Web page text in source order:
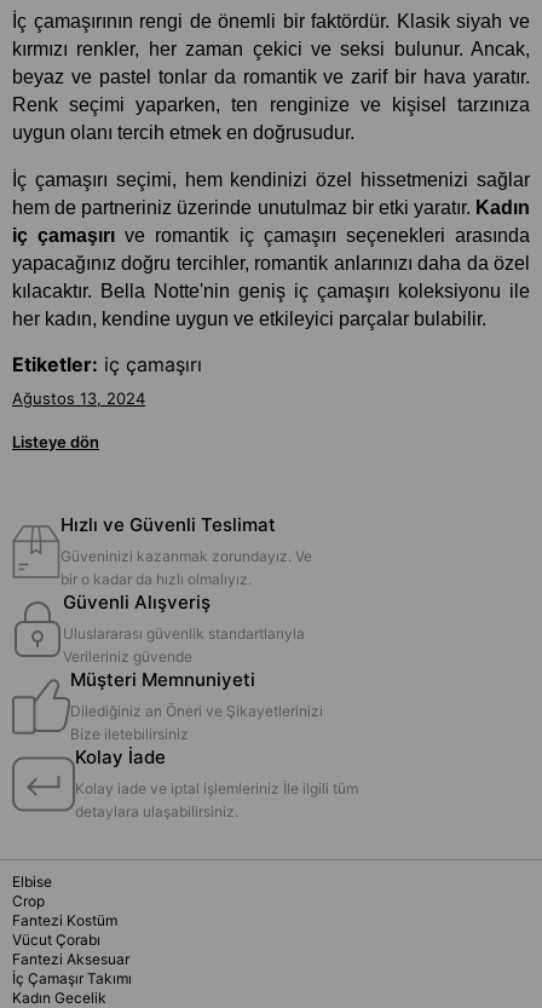
İç çamaşırının rengi de önemli bir faktördür. Klasik siyah ve
kırmızı renkler, her zaman çekici ve seksi bulunur. Ancak,
beyaz ve pastel tonlar da romantik ve zarif bir hava yaratır.
Renk seçimi yaparken, ten renginize ve kişisel tarzınıza
uygun olanı tercih etmek en doğrusudur.
İç çamaşırı seçimi, hem kendinizi özel hissetmenizi sağlar
hem de partneriniz üzerinde unutulmaz bir etki yaratır. Kadın
iç çamaşırı ve romantik iç çamaşırı seçenekleri arasında
yapacağınız doğru tercihler, romantik anlarınızı daha da özel
kılacaktır. Bella Notte'nin geniş iç çamaşırı koleksiyonu ile
her kadın, kendine uygun ve etkileyici parçalar bulabilir.
Etiketler: iç çamaşırı
Ağustos 13, 2024
Listeye dön
Hızlı ve Güvenli Teslimat
Güveninizi kazanmak zorundayız. Ve
bir o kadar da hızlı olmalıyız.
Güvenli Alışveriş
Uluslararası güvenlik standartlarıyla
Verileriniz güvende
Müşteri Memnuniyeti
Dilediğiniz an Öneri ve Şikayetlerinizi
Bize iletebilirsiniz
Kolay İade
Kolay iade ve iptal işlemleriniz İle ilgili tüm
detaylara ulaşabilirsiniz.
Elbise
Crop
Fantezi Kostüm
Vücut Çorabı
Fantezi Aksesuar
İç Çamaşır Takımı
Kadın Gecelik